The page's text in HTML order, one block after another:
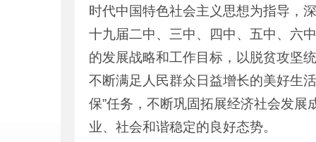
时代中国特色社会主义思想为指导，
十九届二中、三中、四中、五中、六
的发展战略和工作目标，以脱贫攻坚
不断满足人民群众日益增长的美好生
保”任务，不断巩固拓展经济社会发
业、社会和谐稳定的良好态势。